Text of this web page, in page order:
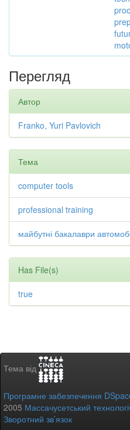
Перегляд
Автор
Franko, Yuri Pavlovich
Тема
computer tools
professional training
майбутні бакалаври
Has File(s)
true
Тема від
Програмне забезпечення
2005 Массачусетський
Зворотний зв’язок